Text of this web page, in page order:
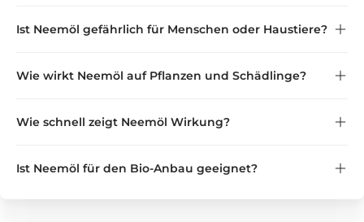
Ist Neemöl gefährlich für Menschen oder Haustiere?
Wie wirkt Neemöl auf Pflanzen und Schädlinge?
Wie schnell zeigt Neemöl Wirkung?
Ist Neemöl für den Bio-Anbau geeignet?